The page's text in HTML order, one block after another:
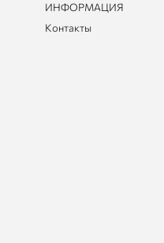
ИНФОРМАЦИЯ
Контакты